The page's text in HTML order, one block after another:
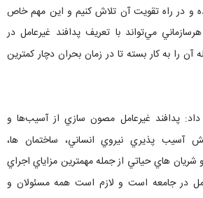
و در راه تقويت آن تلاش کنيم و اين مهم خاص
مي‌تواند با تعريف پدافند غيرعامل در
را به کار بسته تا در زمان بحران دچار کمترين
داد: پدافند غيرعامل مصون سازي از آسيب‌ها و
آسيب پذيري نيروي انساني، ساختمان‌ ها،
شريان هاي حياتي از جمله مهمترين مزاياي اجراي
در جامعه است و لازم است همه مسئولان و